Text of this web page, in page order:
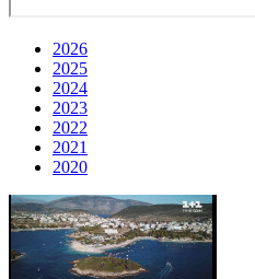
2026
2025
2024
2023
2022
2021
2020